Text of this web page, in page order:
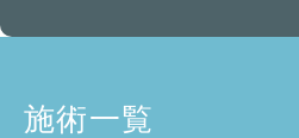
施術一覧